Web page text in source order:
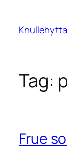
content
Knullehytta
Tag:
Frue